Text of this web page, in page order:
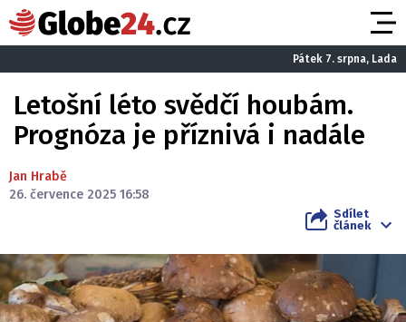
Pátek 7. srpna, Lada
Letošní léto svědčí houbám.
Prognóza je příznivá i nadále
Jan Hrabě
26. července 2025 16:58
Sdílet
článek